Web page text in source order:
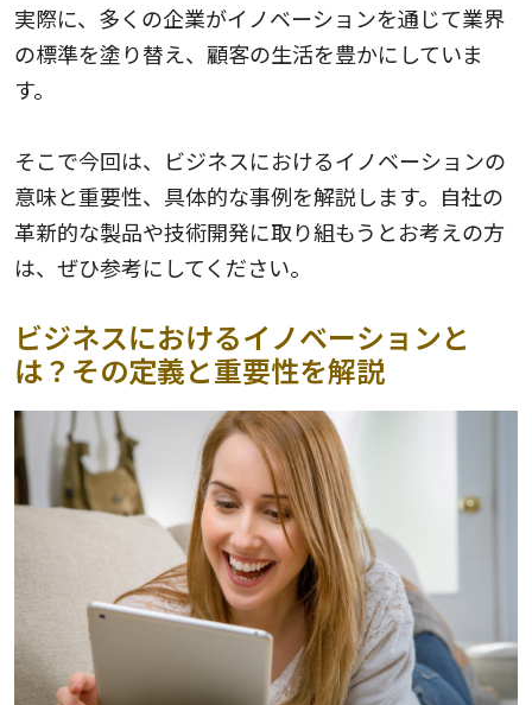
実際に、多くの企業がイノベーションを通じて業界
の標準を塗り替え、顧客の生活を豊かにしていま
す。
そこで今回は、ビジネスにおけるイノベーションの
意味と重要性、具体的な事例を解説します。自社の
革新的な製品や技術開発に取り組もうとお考えの方
は、ぜひ参考にしてください。
ビジネスにおけるイノベーションと
は？その定義と重要性を解説